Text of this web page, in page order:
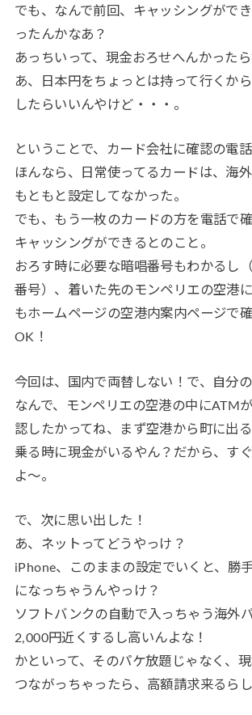
でも、なんで前回、キャッシングがで
ったんかなあ？
あっちいって、現金おろせへんかった
あ、日本円をちょっとは持って行くか
したらいいんやけど・・・。
ということで、カード会社に確認の電話
ほんなら、日常使ってるカードは、海
もともと設定してなかった。
でも、もう一枚のカードの方を電話で
キャッシングができるとのこと。
おろす時に必要な暗唱番号もわかるし
番号）、着いた先のモンペリエの空港
もホームページの空港内案内ページで確
OK！
今回は、国内で両替しない！で、自分の
なんで、モンペリエの空港の中にATM
認したかってね、まず空港から町に出
乗る時に現金がいるやん？だから、す
よ～。
で、次に思い出した！
あ、ネットってどうやっけ？
iPhone、このままの設定でいくと、勝
になっちゃうんやっけ？
ソフトバンクの自動で入っちゃう海外
2,000円近くするし高いんよな！
かといって、そのパケ放題じゃなく、
つながっちゃったら、高額請求来るらし